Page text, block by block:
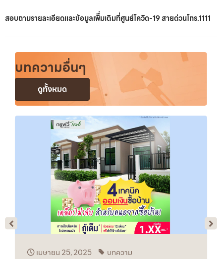
สอบถามรายละเอียดและข้อมูลเพิื่มเติมที่ศูนย์โควิด-19 สายด่วนโทร.1111
บทความอื่นๆ
ดูทั้งหมด
เมษายน 25, 2025 บทความ